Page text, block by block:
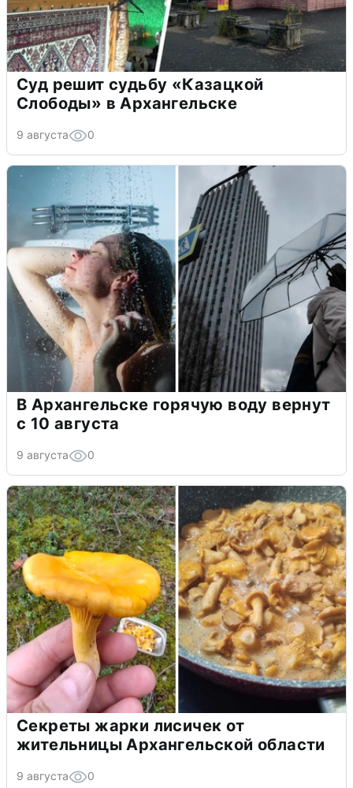
Суд решит судьбу «Казацкой
Слободы» в Архангельске
9 августа 0
В Архангельске горячую воду вернут
с 10 августа
9 августа 0
Секреты жарки лисичек от
жительницы Архангельской области
9 августа 0